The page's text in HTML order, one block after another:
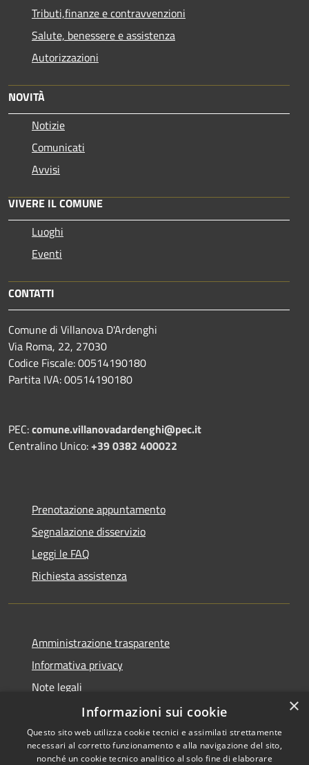
Tributi,finanze e contravvenzioni
Salute, benessere e assistenza
Autorizzazioni
NOVITÀ
Notizie
Comunicati
Avvisi
VIVERE IL COMUNE
Luoghi
Eventi
CONTATTI
Comune di Villanova D'Ardenghi
Via Roma, 22, 27030
Codice Fiscale: 00514190180
Partita IVA: 00514190180
PEC:comune.villanovadardenghi@pec.it
Centralino Unico:+39 0382 400022
Prenotazione appuntamento
Segnalazione disservizio
Leggi le FAQ
Richiesta assistenza
Amministrazione trasparente
Informativa privacy
Note legali
Dichiarazione di accessibilità
×
Informazioni sui cookie
Questo sito web utilizza cookie tecnici e assimilati strettamente
necessari al corretto funzionamento e alla navigazione del sito,
nonché un cookie tecnico analitico al solo fine di elaborare